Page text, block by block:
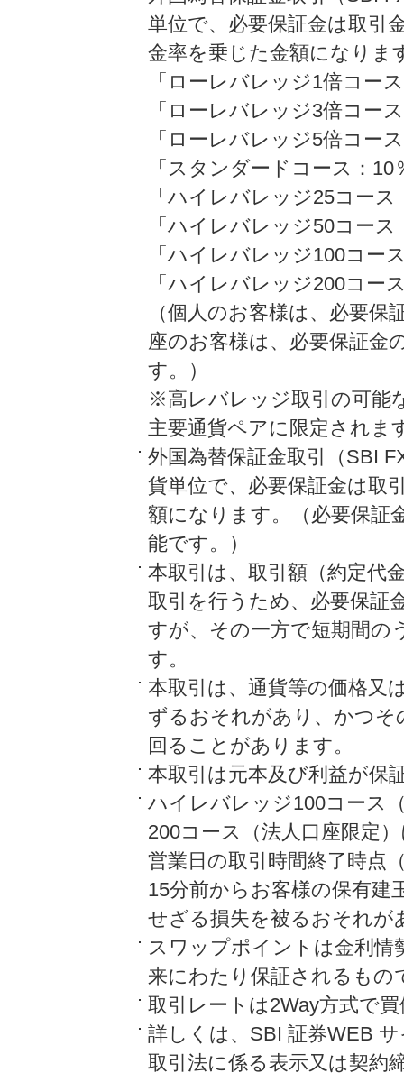
単位で、必要保証金は取引
金率を乗じた金額になりま
「ローレバレッジ1倍コー
「ローレバレッジ3倍コー
「ローレバレッジ5倍コー
「スタンダードコース：10
「ハイレバレッジ25コー
「ハイレバレッジ50コー
「ハイレバレッジ100コー
「ハイレバレッジ200コー
（個人のお客様は、必要
座のお客様は、必要保証金
す。）
※高レバレッジ取引の可能
主要通貨ペアに限定されま
外国為替保証金取引（SBI
貨単位で、必要保証金は取
額になります。（必要保証
能です。）
本取引は、取引額（約定代
取引を行うため、必要保証
すが、その一方で短期間の
す。
本取引は、通貨等の価格又
ずるおそれがあり、かつそ
回ることがあります。
本取引は元本及び利益が保
ハイレバレッジ100コース
200コース（法人口座限定
営業日の取引時間終了時点
15分前からお客様の保有建
せざる損失を被るおそれが
スワップポイントは金利情
来にわたり保証されるもの
取引レートは2Way方式で
詳しくは、SBI 証券WEB
取引法に係る表示又は契約